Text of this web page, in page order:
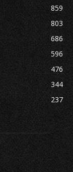
859
803
686
596
476
344
237